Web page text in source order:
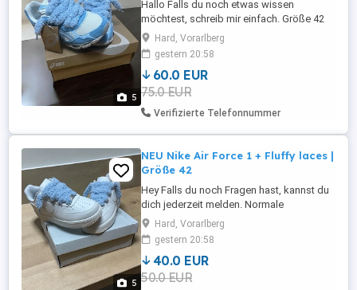
5
Hallo Falls du noch etwas wissen
möchtest, schreib mir einfach. Größe 42
Hard, Vorarlberg
gestern 20:58
60.0 EUR
75.0 EUR
Verifizierte Telefonnummer
5
NEU Nike Air Force 1 + Fluffy laces |
Größe 42
Hey Falls du noch Fragen hast, kannst du
dich jederzeit melden. Normale
Schnürsenkel Natürlich auch dabei Größe
42
Hard, Vorarlberg
gestern 20:58
40.0 EUR
50.0 EUR